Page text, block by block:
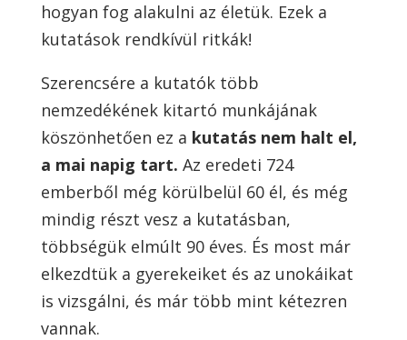
hogyan fog alakulni az életük. Ezek a
kutatások rendkívül ritkák!
Szerencsére a kutatók több
nemzedékének kitartó munkájának
köszönhetően ez a kutatás nem halt el,
a mai napig tart. Az eredeti 724
emberből még körülbelül 60 él, és még
mindig részt vesz a kutatásban,
többségük elmúlt 90 éves. És most már
elkezdtük a gyerekeiket és az unokáikat
is vizsgálni, és már több mint kétezren
vannak.